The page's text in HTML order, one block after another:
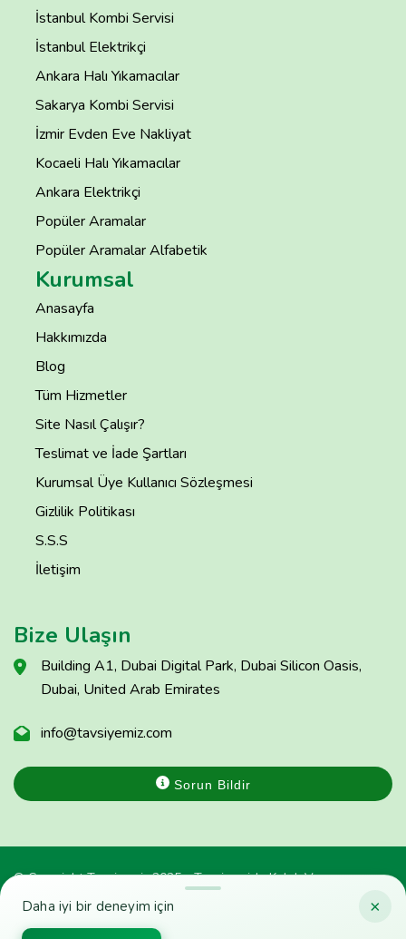
×
Daha iyi bir deneyim için
İstanbul Kombi Servisi
İstanbul Elektrikçi
Ankara Halı Yıkamacılar
Sakarya Kombi Servisi
İzmir Evden Eve Nakliyat
Kocaeli Halı Yıkamacılar
Ankara Elektrikçi
Popüler Aramalar
Popüler Aramalar Alfabetik
Kurumsal
Anasayfa
Hakkımızda
Blog
Tüm Hizmetler
Site Nasıl Çalışır?
Teslimat ve İade Şartları
Kurumsal Üye Kullanıcı Sözleşmesi
Gizlilik Politikası
S.S.S
İletişim
Bize Ulaşın
Building A1, Dubai Digital Park, Dubai Silicon Oasis,
Dubai, United Arab Emirates
info@tavsiyemiz.com
Sorun Bildir
© Copyright Tavsiyemiz 2025 - Tavsiyemiz'e Kulak Ver